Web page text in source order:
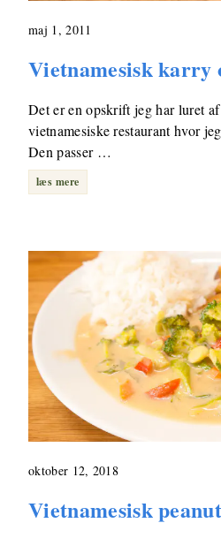
maj 1, 2011
Vietnamesisk karry
Det er en opskrift jeg har luret
vietnamesiske restaurant hvor
Den passer …
læs mere
oktober 12, 2018
Vietnamesisk